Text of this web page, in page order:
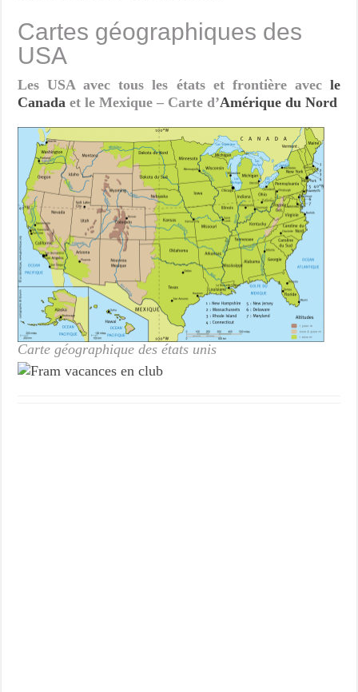
Cartes géographiques des
USA
Les USA avec tous les états et frontière avec le
Canada et le Mexique – Carte d’Amérique du Nord
Carte géographique des états unis